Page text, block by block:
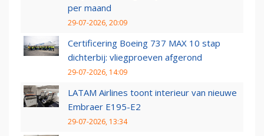
per maand
29-07-2026, 20:09
Certificering Boeing 737 MAX 10 stap
dichterbij: vliegproeven afgerond
29-07-2026, 14:09
LATAM Airlines toont interieur van nieuwe
Embraer E195-E2
29-07-2026, 13:34